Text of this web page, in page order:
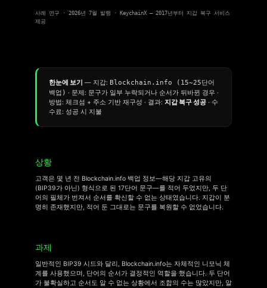
사례 연구 · 2026년 7월 발행 · KeychainX — 2017년부터 지갑 복구 서비스
제공
한눈에 보기 — 지갑: Blockchain.info (15~25단어
백업) · 문제: 문구가 일부 누락되거나 순서가 뒤바뀐 경우 ·
방법: 체크섬 + 주소 기반 재구성 · 결과: 지갑 복구 성공 · 수
수료: 성공 시 지불
상황
고객은 몇 년 전 Blockchain.info 백업 정보—해당 지갑 고유의
(BIP39가 아닌) 형식으로 된 17단어 문구—를 적어 두었지만, 두 단
어의 필체가 번져서 순서를 확신할 수 없는 상태였습니다. 지갑이 분
명히 존재했지만, 적어 둔 그대로는 문구를 복원할 수 없었습니다.
과제
일반적인 BIP39 시드와 달리, Blockchain.info는 자체적인 니모닉 체
계를 사용했으며, 단어의 순서가 결정적인 역할을 했습니다. 두 단어
가 불확실하고 순서도 알 수 없는 상황에서 조합의 수는 많았지만, 알